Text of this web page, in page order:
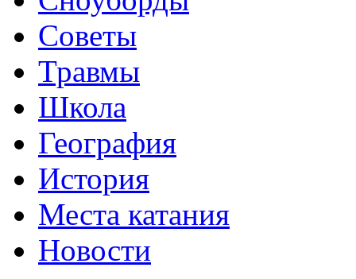
Советы
Травмы
Школа
География
История
Места катания
Новости